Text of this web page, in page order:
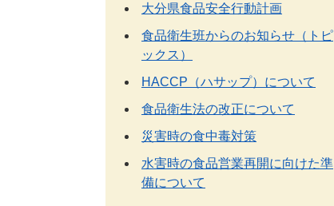
大分県食品安全行動計画
食品衛生班からのお知らせ（トピ
ックス）
HACCP（ハサップ）について
食品衛生法の改正について
災害時の食中毒対策
水害時の食品営業再開に向けた準
備について